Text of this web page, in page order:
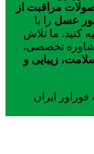
مراقبت از
عسل را با
کنید. ما تلاش
تخصصی،
زیبایی و
ایران